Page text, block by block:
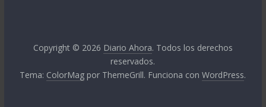
Copyright © 2026 Diario Ahora. Todos los derechos
reservados.
Tema: ColorMag por ThemeGrill. Funciona conWordPress.